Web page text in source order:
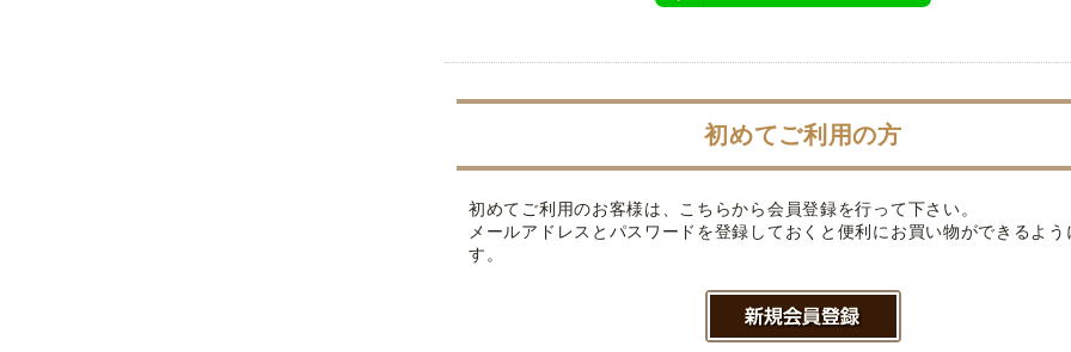
初めてご利用の方
初めてご利用のお客様は、こちらから会員登録を行って下さい。
メールアドレスとパスワードを登録しておくと便利にお買い物ができるよう
す。